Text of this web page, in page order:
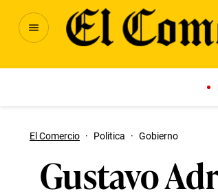
El Comercio · Politica · Gobierno
Gustavo